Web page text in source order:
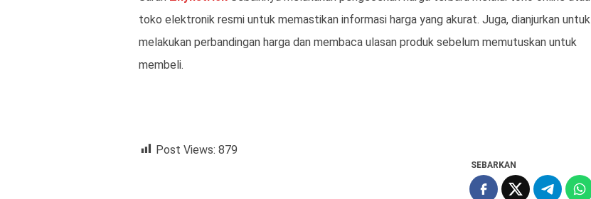
toko elektronik resmi untuk memastikan informasi harga yang akurat. Juga, dianjurkan untuk
melakukan perbandingan harga dan membaca ulasan produk sebelum memutuskan untuk
membeli.
Post Views: 879
SEBARKAN